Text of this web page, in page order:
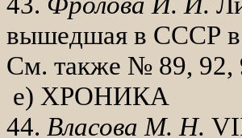
вышедшая в СССР
См. также № 89, 92,
е) ХРОНИКА
44. Власова М. Н.